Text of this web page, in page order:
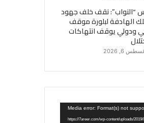
“النواب”: نقف خلف جهود
الهادفة لبلورة موقف
ودولي يوقف انتهاكات
6, 2026
Media error: Format(s) not